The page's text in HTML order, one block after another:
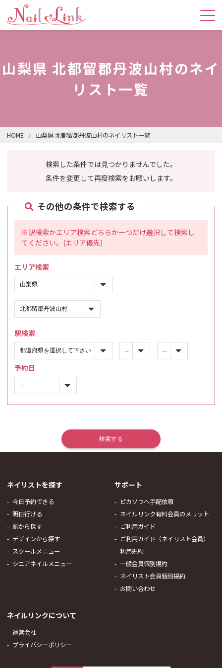
山梨県 北都留郡丹波山村のネイ
リスト一覧
HOME 山梨県 北都留郡丹波山村のネイリスト一覧
検索した条件では見つかりませんでした。
条件を変更して再度検索をお願いします。
その他の条件で検索する
※駅検索かエリア検索どちらか一つだけ選択して検索し
てください。(エリア優先)
エリア検索
駅検索
予約日
ネイリストを探す
今日予約できる
明日行ける
駅から探す
デザインから探す
スクールメニュー
シニアネイルメニュー
サポート
ピカソウへ手配依頼
ネイルリンク有料会員のメリット
ご利用ガイド
ご利用ガイド（ネイリスト会員）
利用規約
一般会員個別規約
ネイリスト会員個別規約
お問い合わせ
ネイルリンクについて
運営会社
プライバシーポリシー